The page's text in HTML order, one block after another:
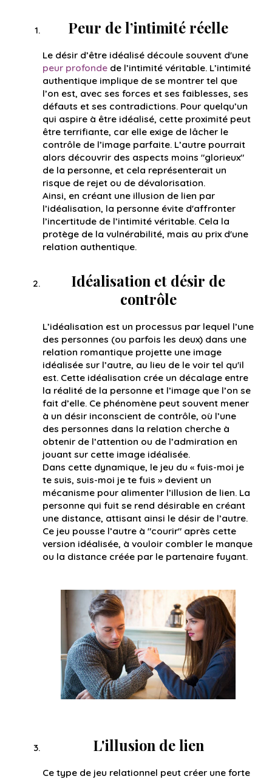
Peur de l’intimité réelle
Le désir d’être idéalisé découle souvent d'une
peur profonde de l’intimité véritable. L’intimité
authentique implique de se montrer tel que
l’on est, avec ses forces et ses faiblesses, ses
défauts et ses contradictions. Pour quelqu’un
qui aspire à être idéalisé, cette proximité peut
être terrifiante, car elle exige de lâcher le
contrôle de l’image parfaite. L’autre pourrait
alors découvrir des aspects moins "glorieux"
de la personne, et cela représenterait un
risque de rejet ou de dévalorisation.
Ainsi, en créant une illusion de lien par
l’idéalisation, la personne évite d'affronter
l’incertitude de l’intimité véritable. Cela la
protège de la vulnérabilité, mais au prix d'une
relation authentique.
Idéalisation et désir de
contrôle
L’idéalisation est un processus par lequel l’une
des personnes (ou parfois les deux) dans une
relation romantique projette une image
idéalisée sur l’autre, au lieu de le voir tel qu'il
est. Cette idéalisation crée un décalage entre
la réalité de la personne et l’image que l’on se
fait d’elle. Ce phénomène peut souvent mener
à un désir inconscient de contrôle, où l’une
des personnes dans la relation cherche à
obtenir de l’attention ou de l’admiration en
jouant sur cette image idéalisée.
Dans cette dynamique, le jeu du « fuis-moi je
te suis, suis-moi je te fuis » devient un
mécanisme pour alimenter l’illusion de lien. La
personne qui fuit se rend désirable en créant
une distance, attisant ainsi le désir de l’autre.
Ce jeu pousse l’autre à "courir" après cette
version idéalisée, à vouloir combler le manque
ou la distance créée par le partenaire fuyant.
L'illusion de lien
Ce type de jeu relationnel peut créer une forte